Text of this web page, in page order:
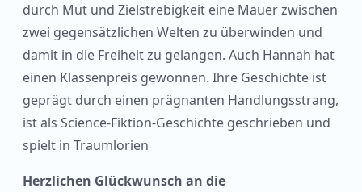
durch Mut und Zielstrebigkeit eine Mauer zwischen
zwei gegensätzlichen Welten zu überwinden und
damit in die Freiheit zu gelangen. Auch Hannah hat
einen Klassenpreis gewonnen. Ihre Geschichte ist
geprägt durch einen prägnanten Handlungsstrang,
ist als Science-Fiktion-Geschichte geschrieben und
spielt in Traumlorien
Herzlichen Glückwunsch an die